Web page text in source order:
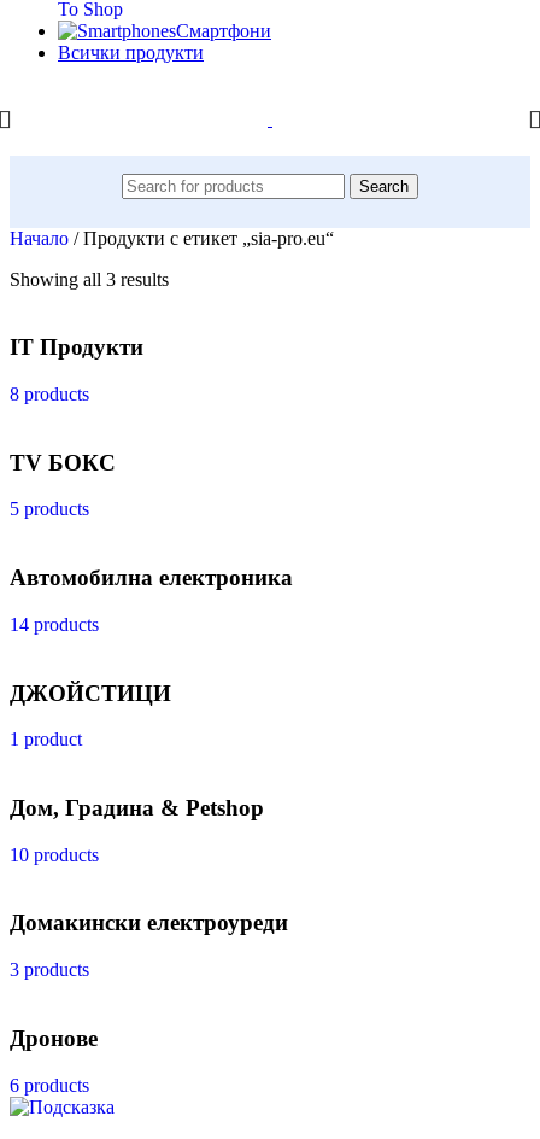
To Shop
Смартфони
Всички продукти
Search
Начало / Продукти с етикет „sia-pro.eu“
Showing all 3 results
IT Продукти
8 products
TV БОКС
5 products
Автомобилна електроника
14 products
ДЖОЙСТИЦИ
1 product
Дом, Градина & Petshop
10 products
Домакински електроуреди
3 products
Дронове
6 products